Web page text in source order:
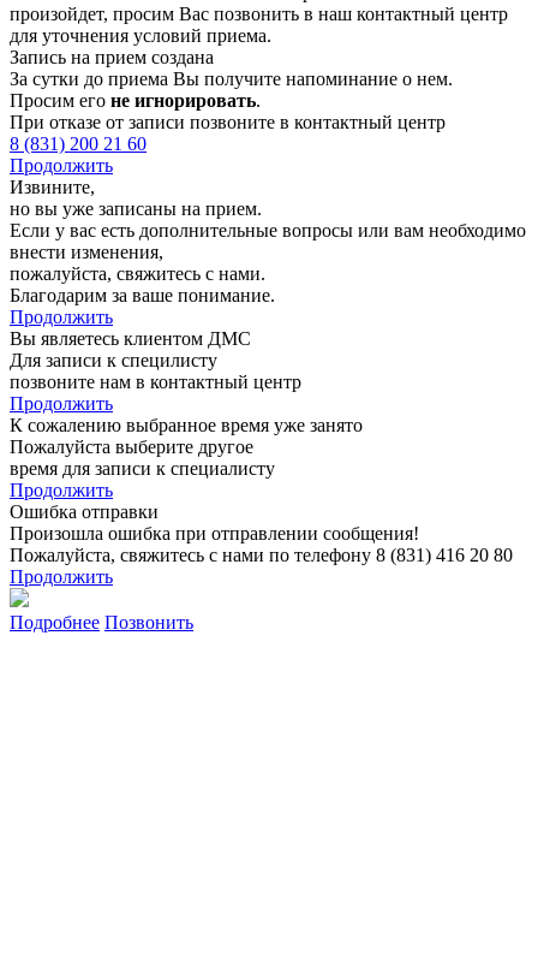
произойдет, просим Вас позвонить в наш контактный центр
для уточнения условий приема.
Запись на прием создана
За сутки до приема Вы получите напоминание о нем.
Просим его не игнорировать.
При отказе от записи позвоните в контактный центр
8 (831) 200 21 60
Продолжить
Извините,
но вы уже записаны на прием.
Если у вас есть дополнительные вопросы или вам необходимо
внести изменения,
пожалуйста, свяжитесь с нами.
Благодарим за ваше понимание.
Продолжить
Вы являетесь клиентом ДМС
Для записи к специлисту
позвоните нам в контактный центр
Продолжить
К сожалению выбранное время уже занято
Пожалуйста выберите другое
время для записи к специалисту
Продолжить
Ошибка отправки
Произошла ошибка при отправлении сообщения!
Пожалуйста, свяжитесь с нами по телефону 8 (831) 416 20 80
Продолжить
Подробнее Позвонить